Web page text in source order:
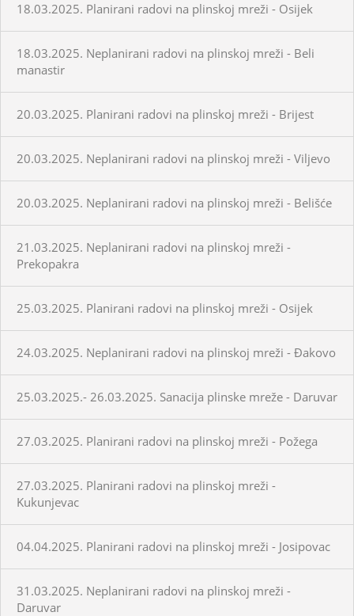
18.03.2025. Planirani radovi na plinskoj mreži - Osijek
18.03.2025. Neplanirani radovi na plinskoj mreži - Beli
manastir
20.03.2025. Planirani radovi na plinskoj mreži - Brijest
20.03.2025. Neplanirani radovi na plinskoj mreži - Viljevo
20.03.2025. Neplanirani radovi na plinskoj mreži - Belišće
21.03.2025. Neplanirani radovi na plinskoj mreži -
Prekopakra
25.03.2025. Planirani radovi na plinskoj mreži - Osijek
24.03.2025. Neplanirani radovi na plinskoj mreži - Đakovo
25.03.2025.- 26.03.2025. Sanacija plinske mreže - Daruvar
27.03.2025. Planirani radovi na plinskoj mreži - Požega
27.03.2025. Planirani radovi na plinskoj mreži -
Kukunjevac
04.04.2025. Planirani radovi na plinskoj mreži - Josipovac
31.03.2025. Neplanirani radovi na plinskoj mreži -
Daruvar